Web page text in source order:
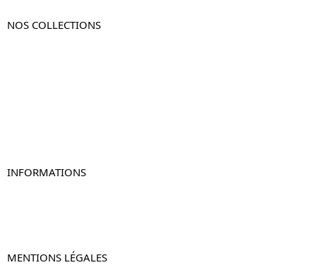
NOS COLLECTIONS
INFORMATIONS
MENTIONS LÉGALES